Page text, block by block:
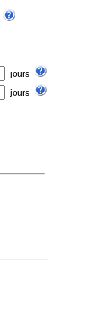
jours
jours